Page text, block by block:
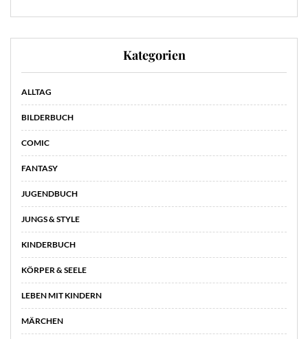
Kategorien
ALLTAG
BILDERBUCH
COMIC
FANTASY
JUGENDBUCH
JUNGS & STYLE
KINDERBUCH
KÖRPER & SEELE
LEBEN MIT KINDERN
MÄRCHEN